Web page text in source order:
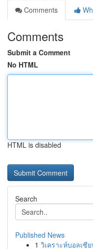
Comments
Comments
Submit a Comment
No HTML
HTML is disabled
Search
Published News
1 วิเคราะห์บอลเซี